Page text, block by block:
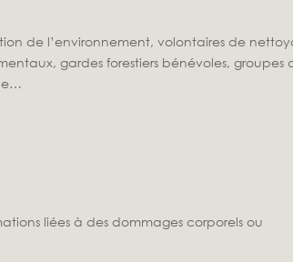
de l’environnement, volontaires de
gardes forestiers bénévoles, groupes
liées à des dommages corporels ou